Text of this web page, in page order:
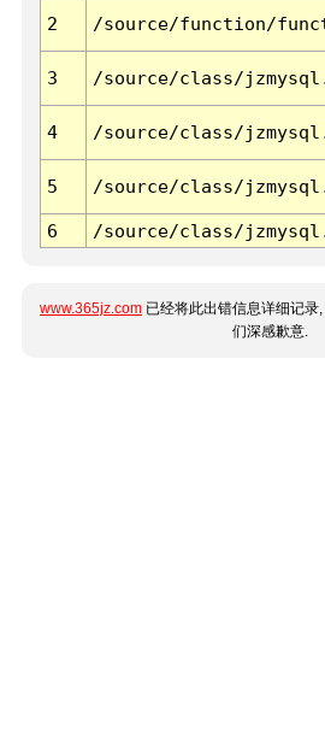
2 /source/function/
3 /source/class/
4 /source/class/
5 /source/class/
6 /source/class/
www.365jz.com 已经将此出错信息详细记
们深感歉意.